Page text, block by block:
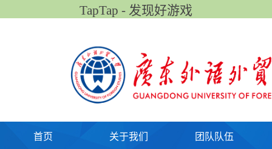
TapTap - 发现好游戏
首页 关于我们 团队队伍